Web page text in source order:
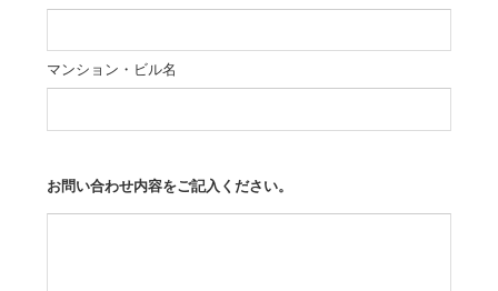
マンション・ビル名
お問い合わせ内容をご記入ください。